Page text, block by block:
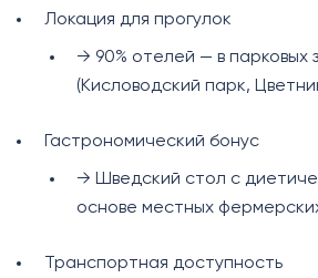
Локация для прогулок
→ 90% отелей — в парковых
(Кисловодский парк,
Гастрономический бонус
→ Шведский стол с
основе местных
Транспортная доступность